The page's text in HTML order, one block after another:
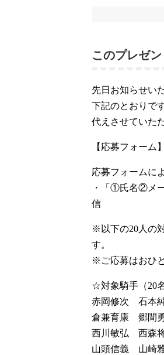
このプレゼ
先日お知らせい
下記のとおりで
代えさせていた
【応募フォーム】
応募フォームに
・「①氏名②メ
信
※以下の20人の
す。
※ご応募はおひ
☆対象騎手（20名
赤岡修次 石本
倉兼育康 郷間
西川敏弘 西森
山頭信義 山崎